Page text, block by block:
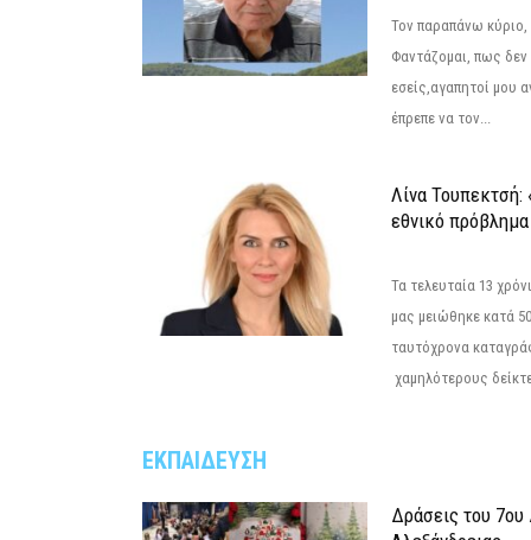
Τον παραπάνω
Φαντάζομαι, πως δεν
εσείς,αγαπητοί μου
έπρεπε να τον...
Λίνα Τουπεκτσή:
εθνικό πρόβλημα
Τα τελευταία 13
μας μειώθηκε κατά
ταυτόχρονα
χαμηλότερους
ΕΚΠΑΙΔΕΥΣΗ
Δράσεις του 7ου